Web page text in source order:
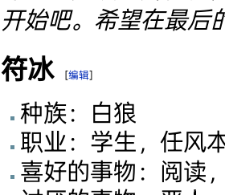
开始吧。希望在最后
符冰 [编辑]
种族：白狼
职业：学生，任风
喜好的事物：阅读